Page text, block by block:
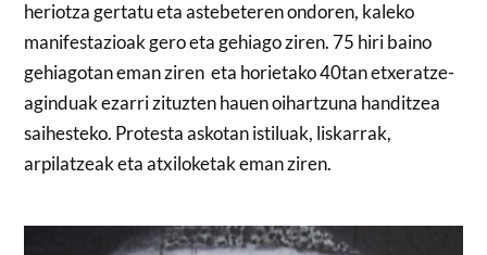
heriotza gertatu eta astebeteren ondoren, kaleko
manifestazioak gero eta gehiago ziren. 75 hiri baino
gehiagotan eman ziren eta horietako 40tan etxeratze-
aginduak ezarri zituzten hauen oihartzuna handitzea
saihesteko. Protesta askotan istiluak, liskarrak,
arpilatzeak eta atxiloketak eman ziren.